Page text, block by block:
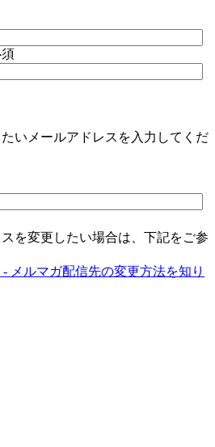
いメールアドレスを入力してくだ
を変更したい場合は、下記をご参
メルマガ配信先の変更方法を知り